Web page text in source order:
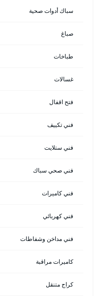
سباك أدوات صحية
صباغ
طباخات
غسالات
فتح اقفال
فني تكييف
فني ستلايت
فني صحي سباك
فني كاميرات
فني كهربائي
فني مداخن وشفاطات
كاميرات مراقبة
كراج متنقل